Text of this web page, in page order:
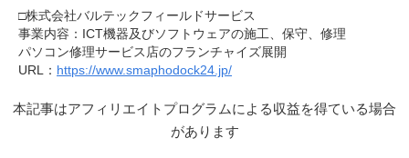
□株式会社バルテックフィールドサービス
事業内容：ICT機器及びソフトウェアの施工、保守、修理
パソコン修理サービス店のフランチャイズ展開
URL： https://www.smaphodock24.jp/
本記事はアフィリエイトプログラムによる収益を得ている場合
があります